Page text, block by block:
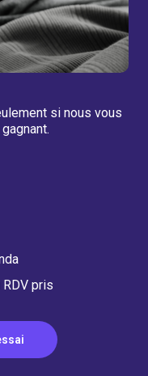
si nous vous
pris